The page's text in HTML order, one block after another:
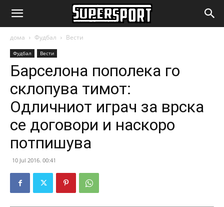
SuperSport.mk
дома Фудбал Вести
Фудбал Вести
Барселона пополека го
склопува тимот:
Одличниот играч за врска
се договори и наскоро
потпишува
10 Jul 2016. 00:41